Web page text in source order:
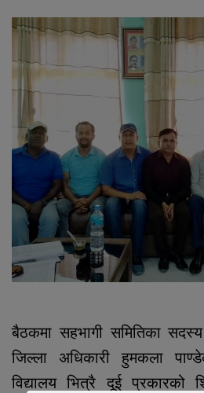
बैठकमा सहभागी समितिका
जिल्ला अधिकारी हुमकला
विद्यालय भित्रै दूई प्रकारको